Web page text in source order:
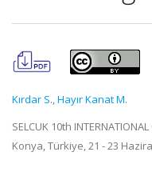
Kırdar S.,Hayır Kanat M.
SELCUK 10th
Konya, Türkiye, 21 - 23